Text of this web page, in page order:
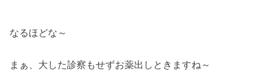
なるほどな～
まぁ、大した診察もせずお薬出しときますね～